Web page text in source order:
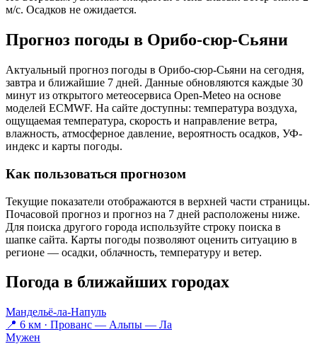
м/с. Осадков не ожидается.
Прогноз погоды в Орибо-сюр-Сьяни
Актуальный прогноз погоды в Орибо-сюр-Сьяни на сегодня,
завтра и ближайшие 7 дней. Данные обновляются каждые 30
минут из открытого метеосервиса Open-Meteo на основе
моделей ECMWF. На сайте доступны: температура воздуха,
ощущаемая температура, скорость и направление ветра,
влажность, атмосферное давление, вероятность осадков, УФ-
индекс и карты погоды.
Как пользоваться прогнозом
Текущие показатели отображаются в верхней части страницы.
Почасовой прогноз и прогноз на 7 дней расположены ниже.
Для поиска другого города используйте строку поиска в
шапке сайта. Карты погоды позволяют оценить ситуацию в
регионе — осадки, облачность, температуру и ветер.
Погода в ближайших городах
Мандельё-ла-Напуль
📍 6 км · Прованс — Альпы — Ла
Мужен